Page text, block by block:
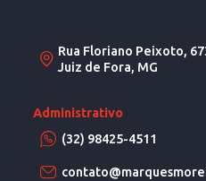
Rua Floriano Peixoto,
Juiz de Fora, MG
Administrativo
(32) 98425-4511